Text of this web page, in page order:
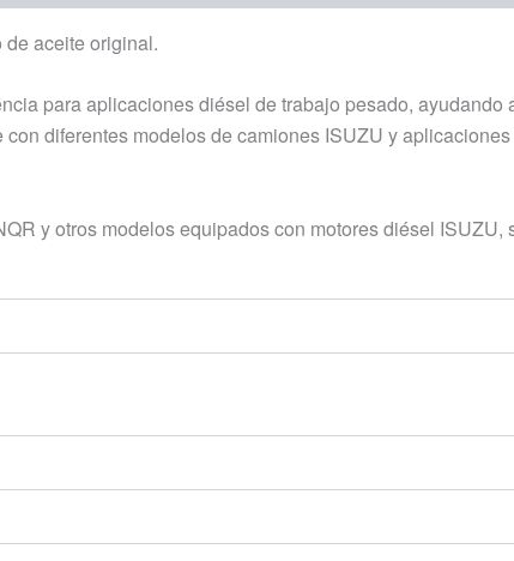
de aceite original.
para aplicaciones diésel de trabajo pesado, ayudando
diferentes modelos de camiones ISUZU y
y otros modelos equipados con motores diésel